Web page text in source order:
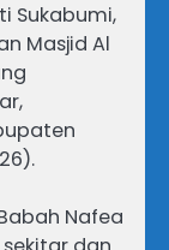
Sukabumi,
Masjid Al
Nafea